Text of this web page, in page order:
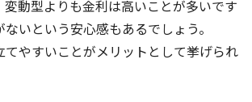
変動型よりも金利は高いことが多いです
いという安心感もあるでしょう。
てやすいことがメリットとして挙げられ